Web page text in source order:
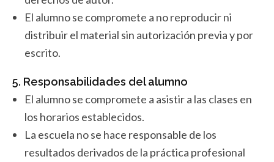
El alumno se compromete a no reproducir ni
distribuir el material sin autorización previa y por
escrito.
5. Responsabilidades del alumno
El alumno se compromete a asistir a las clases en
los horarios establecidos.
La escuela no se hace responsable de los
resultados derivados de la práctica profesional